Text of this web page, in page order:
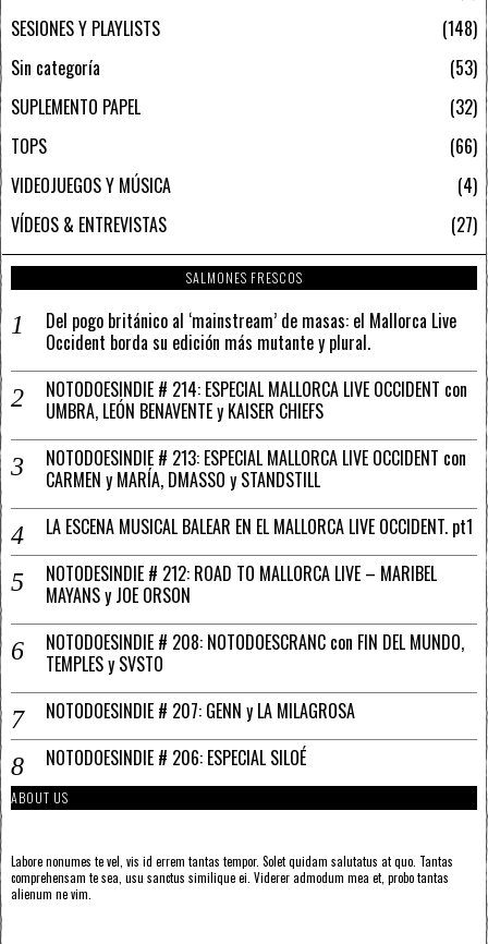
SESIONES Y PLAYLISTS
148
Sin categoría
53
SUPLEMENTO PAPEL
32
TOPS
66
VIDEOJUEGOS Y MÚSICA
4
VÍDEOS & ENTREVISTAS
27
SALMONES FRESCOS
Del pogo británico al ‘mainstream’ de masas: el Mallorca Live
Occident borda su edición más mutante y plural.
NOTODOESINDIE # 214: ESPECIAL MALLORCA LIVE OCCIDENT con
UMBRA, LEÓN BENAVENTE y KAISER CHIEFS
NOTODOESINDIE # 213: ESPECIAL MALLORCA LIVE OCCIDENT con
CARMEN y MARÍA, DMASSO y STANDSTILL
LA ESCENA MUSICAL BALEAR EN EL MALLORCA LIVE OCCIDENT. pt1
NOTODESINDIE # 212: ROAD TO MALLORCA LIVE – MARIBEL
MAYANS y JOE ORSON
NOTODOESINDIE # 208: NOTODOESCRANC con FIN DEL MUNDO,
TEMPLES y SVSTO
NOTODOESINDIE # 207: GENN y LA MILAGROSA
NOTODOESINDIE # 206: ESPECIAL SILOÉ
ABOUT US
Labore nonumes te vel, vis id errem tantas tempor. Solet quidam salutatus at quo. Tantas
comprehensam te sea, usu sanctus similique ei. Viderer admodum mea et, probo tantas
alienum ne vim.